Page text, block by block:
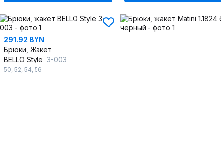
291.92 BYN
Брюки, Жакет
BELLO Style 3-003
50, 52, 54, 56